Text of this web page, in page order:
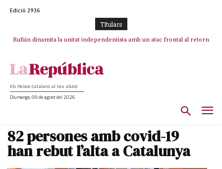
Edició 2936
TItulars
Rufián dinamita la unitat independentista amb un atac frontal al retorn
Puigdemont reivindica la transparència del seu retorn i manté el pols
Els Països Catalans al teu abast
Diumenge, 09 de agost del 2026
82 persones amb covid-19
han rebut l’alta a Catalunya